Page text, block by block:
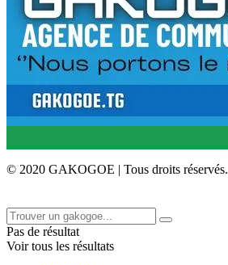
© 2020 GAKOGOE | Tous droits réservés.
Pas de résultat
Voir tous les résultats